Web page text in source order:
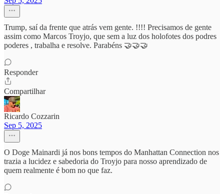
Trump, saí da frente que atrás vem gente. !!!! Precisamos de gente
assim como Marcos Troyjo, que sem a luz dos holofotes dos podres
poderes , trabalha e resolve. Parabéns 🤝🤝🤝
Responder
Compartilhar
Ricardo Cozzarin
Sep 5, 2025
O Doge Mainardi já nos bons tempos do Manhattan Connection nos
trazia a lucidez e sabedoria do Troyjo para nosso aprendizado de
quem realmente é bom no que faz.